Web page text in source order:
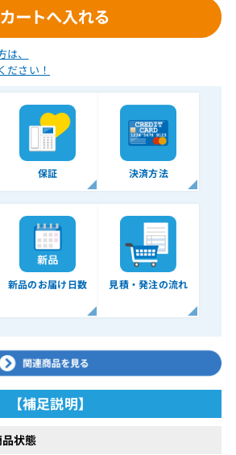
、
ださい！
保証 決済方法
新品のお届け日数 見積・発注の流れ
補足説明】
状態